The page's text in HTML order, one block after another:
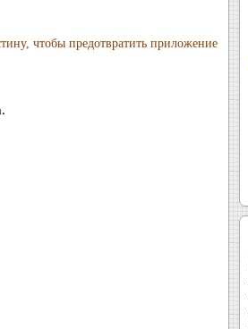
чтобы предотвратить приложение